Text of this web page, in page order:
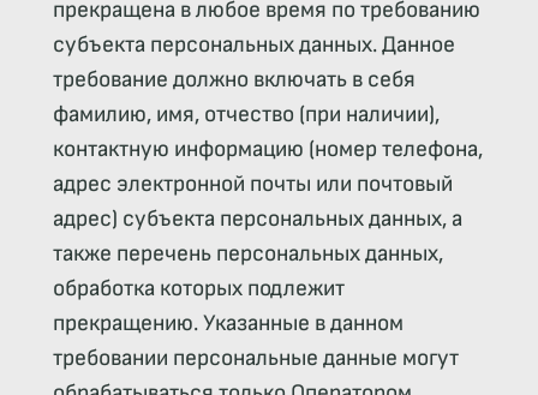
прекращена в любое время по требованию
субъекта персональных данных. Данное
требование должно включать в себя
фамилию, имя, отчество (при наличии),
контактную информацию (номер телефона,
адрес электронной почты или почтовый
адрес) субъекта персональных данных, а
также перечень персональных данных,
обработка которых подлежит
прекращению. Указанные в данном
требовании персональные данные могут